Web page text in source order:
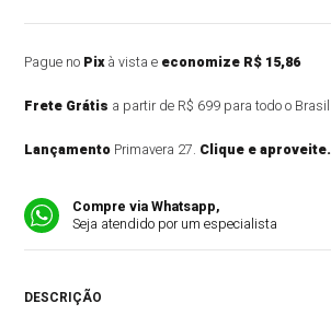
Pague no Pixà vista e economize R$ 15,86
Frete Grátis a partir de R$ 699 para todo o Brasil
Lançamento Primavera 27. Clique e aproveite.
Compre via Whatsapp,
Seja atendido por um especialista